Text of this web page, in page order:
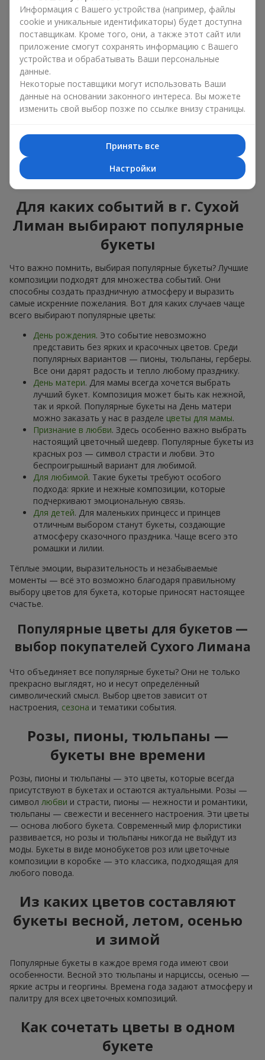
ошибиться с выбором, идеальный вариант —
универсальный букет. Это композиции, которые
подходят для любого возраста и пола, а их состав
можно адаптировать под любое мероприятие.
Массовые цветочные предпочтения. Пионы,
тюльпаны, ромашки — это популярные букеты,
которые остаются привлекательными для
покупателей. Они не только прекрасно выглядят, но и
отражают атмосферу свежести и природной красоты.
композиции всегда остаются в списке самых
востребованных. Если вы хотите быть уверенными в своём
выборе, смело обращайтесь к этим проверенным временем
цветам.
Для каких событий в г. Сухой
Лиман выбирают популярные
букеты
Что важно помнить, выбирая популярные букеты? Лучшие
композиции подходят для множества событий. Они
способны создать праздничную атмосферу и выразить
самые искренние пожелания. Вот для каких случаев чаще
всего выбирают популярные цветы:
День рождения. Это событие невозможно
представить без ярких и красочных цветов. Среди
популярных вариантов — пионы, тюльпаны, герберы.
Все они дарят радость и тепло любому празднику.
День матери. Для мамы всегда хочется выбрать
лучший букет. Композиция может быть как нежной,
так и яркой. Популярные букеты на День матери
можно заказать у нас в разделе цветы для мамы.
Признание в любви. Здесь особенно важно выбрать
настоящий цветочный шедевр. Популярные букеты из
красных роз — символ страсти и любви. Это
беспроигрышный вариант для любимой.
Для любимой. Такие букеты требуют особого
подхода: яркие и нежные композиции, которые
подчеркивают эмоциональную связь.
Для детей. Для маленьких принцесс и принцев
отличным выбором станут букеты, создающие
атмосферу сказочного праздника. Чаще всего это
ромашки и лилии.
Тёплые эмоции, выразительность и незабываемые
моменты — всё это возможно благодаря правильному
выбору цветов для букета, которые приносят настоящее
счастье.
Популярные цветы для букетов —
выбор покупателей Сухого Лимана
Что объединяет все популярные букеты? Они не только
прекрасно выглядят, но и несут определённый
символический смысл. Выбор цветов зависит от
настроения, сезона и тематики события.
Розы, пионы, тюльпаны —
букеты вне времени
Розы, пионы и тюльпаны — это цветы, которые всегда
присутствуют в букетах и остаются актуальными. Розы —
символ любви и страсти, пионы — нежности и романтики,
тюльпаны — свежести и весеннего настроения. Эти цветы
— основа любого букета. Современный мир флористики
развивается, но розы и тюльпаны никогда не выйдут из
моды. Букеты в виде монобукетов роз или цветочные
композиции в коробке — это классика, подходящая для
любого повода.
Из каких цветов составляют
букеты весной, летом, осенью
и зимой
Популярные букеты в каждое время года имеют свои
особенности. Весной это тюльпаны и нарциссы, осенью —
яркие астры и георгины. Времена года задают атмосферу и
палитру для всех цветочных композиций.
Как сочетать цветы в одном
букете
Информация с Вашего устройства (например, файлы
cookie и уникальные идентификаторы) будет доступна
поставщикам. Кроме того, они, а также этот сайт или
приложение смогут сохранять информацию с Вашего
устройства и обрабатывать Ваши персональные
данные.
Некоторые поставщики могут использовать Ваши
данные на основании законного интереса. Вы можете
изменить свой выбор позже по ссылке внизу страницы.
Принять все
Настройки